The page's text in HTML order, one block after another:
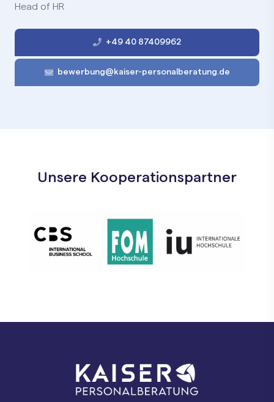
Head of HR
+49 40 87409962
bewerbung@kaiser-personalberatung.de
Unsere Kooperationspartner